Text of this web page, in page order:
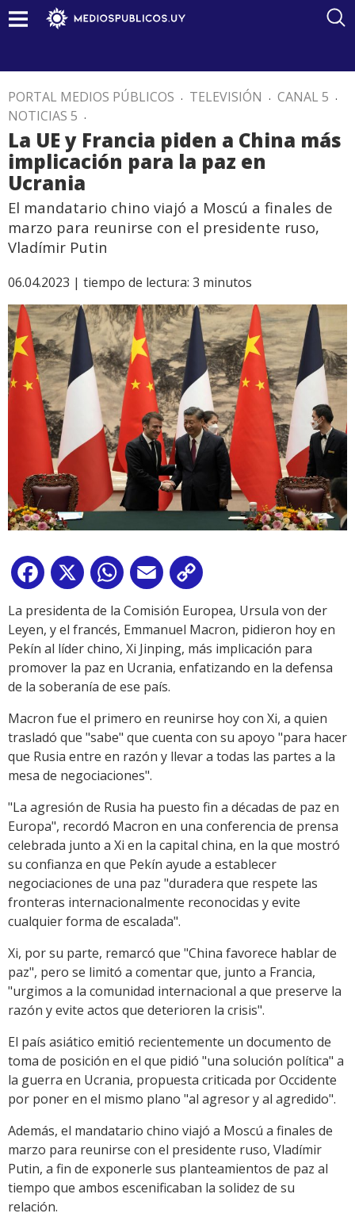
PORTAL MEDIOS PÚBLICOS . TELEVISIÓN . CANAL 5 .
NOTICIAS 5 .
La UE y Francia piden a China más
implicación para la paz en
Ucrania
El mandatario chino viajó a Moscú a finales de
marzo para reunirse con el presidente ruso,
Vladímir Putin
06.04.2023 | tiempo de lectura: 3 minutos
Facebook
X WhatsApp
Email
Link
La presidenta de la Comisión Europea, Ursula von der
Leyen, y el francés, Emmanuel Macron, pidieron hoy en
Pekín al líder chino, Xi Jinping, más implicación para
promover la paz en Ucrania, enfatizando en la defensa
de la soberanía de ese país.
Macron fue el primero en reunirse hoy con Xi, a quien
trasladó que "sabe" que cuenta con su apoyo "para hacer
que Rusia entre en razón y llevar a todas las partes a la
mesa de negociaciones".
"La agresión de Rusia ha puesto fin a décadas de paz en
Europa", recordó Macron en una conferencia de prensa
celebrada junto a Xi en la capital china, en la que mostró
su confianza en que Pekín ayude a establecer
negociaciones de una paz "duradera que respete las
fronteras internacionalmente reconocidas y evite
cualquier forma de escalada".
Xi, por su parte, remarcó que "China favorece hablar de
paz", pero se limitó a comentar que, junto a Francia,
"urgimos a la comunidad internacional a que preserve la
razón y evite actos que deterioren la crisis".
El país asiático emitió recientemente un documento de
toma de posición en el que pidió "una solución política" a
la guerra en Ucrania, propuesta criticada por Occidente
por poner en el mismo plano "al agresor y al agredido".
Además, el mandatario chino viajó a Moscú a finales de
marzo para reunirse con el presidente ruso, Vladímir
Putin, a fin de exponerle sus planteamientos de paz al
tiempo que ambos escenificaban la solidez de su
relación.